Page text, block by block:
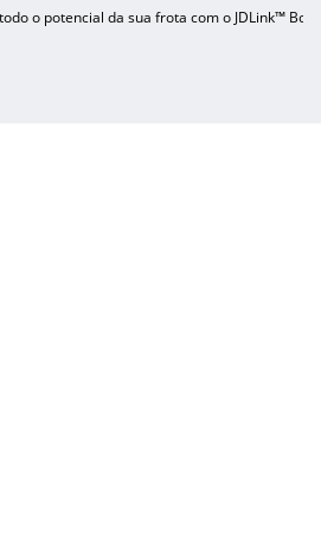
o potencial da sua frota com o JDLink™